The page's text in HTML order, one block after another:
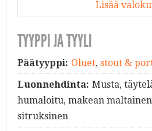
Lisää
TYYPPI JA TYYLI
Päätyyppi: Oluet, stout &
Luonnehdinta: Musta,
humaloitu, makean
sitruksinen